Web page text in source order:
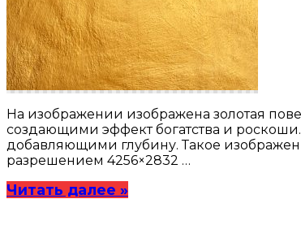
На изображении изображена золотая
создающими эффект богатства и
добавляющими глубину. Такое
разрешением 4256×2832 …
Читать далее »